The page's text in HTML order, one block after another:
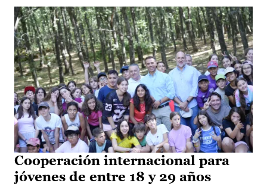
Cooperación internacional para
jóvenes de entre 18 y 29 años